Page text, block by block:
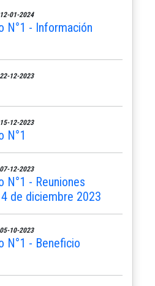
12-01-2024
N°1 - Información
22-12-2023
15-12-2023
N°1
07-12-2023
N°1 - Reuniones
de diciembre 2023
05-10-2023
N°1 - Beneficio